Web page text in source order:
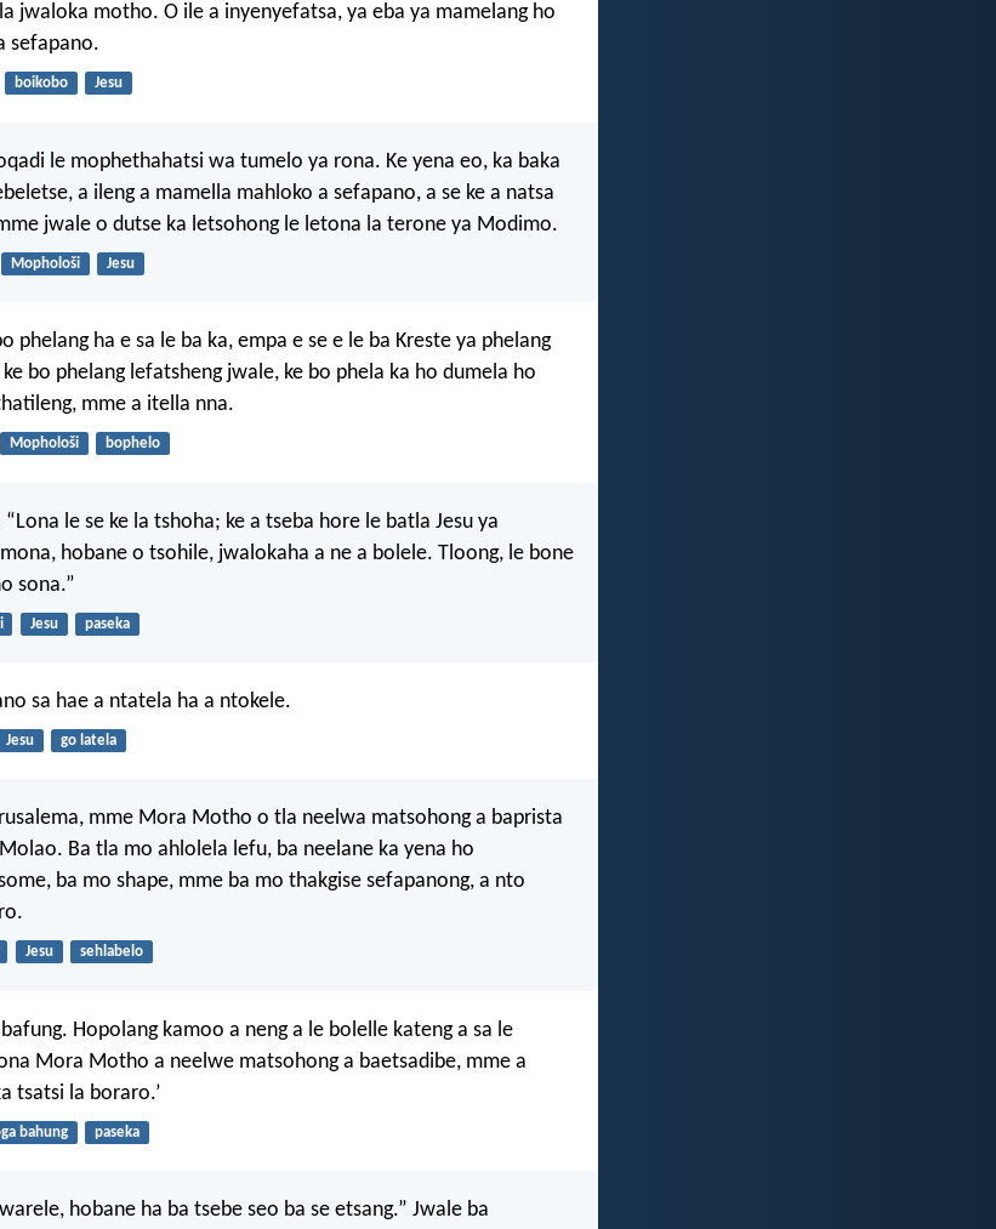
jwaloka motho. O ile a inyenyefatsa, ya eba ya mamelang ho
sefapano.
boikobo Jesu
le mophethahatsi wa tumelo ya rona. Ke yena eo, ka baka
a ileng a mamella mahloko a sefapano, a se ke a natsa
jwale o dutse ka letsohong le letona la terone ya Modimo.
Mophološi Jesu
phelang ha e sa le ba ka, empa e se e le ba Kreste ya phelang
bo phelang lefatsheng jwale, ke bo phela ka ho dumela ho
mme a itella nna.
Mophološi bophelo
le se ke la tshoha; ke a tseba hore le batla Jesu ya
hobane o tsohile, jwalokaha a ne a bolele. Tloong, le bone
sona.”
Jesu paseka
sa hae a ntatela ha a ntokele.
Jesu go latela
mme Mora Motho o tla neelwa matsohong a baprista
Ba tla mo ahlolela lefu, ba neelane ka yena ho
ba mo shape, mme ba mo thakgise sefapanong, a nto
Jesu sehlabelo
Hopolang kamoo a neng a le bolelle kateng a sa le
Mora Motho a neelwe matsohong a baetsadibe, mme a
tsatsi la boraro.’
bahung paseka
hobane ha ba tsebe seo ba se etsang.” Jwale ba